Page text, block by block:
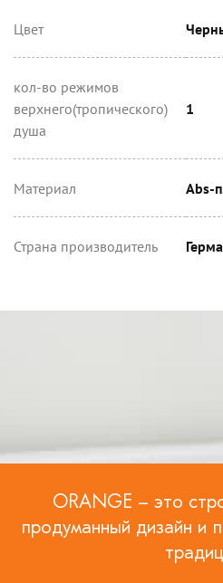
Цвет
кол-во режимов
верхнего(тропического)
душа
1
Материал Abs-
Страна производитель
ORANGE – это
продуманный дизайн и